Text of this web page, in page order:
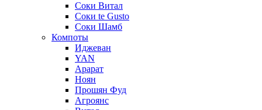
Соки Витал
Соки te Gusto
Соки Шамб
Компоты
Иджеван
YAN
Арарат
Ноян
Прошян Фуд
Агроянс